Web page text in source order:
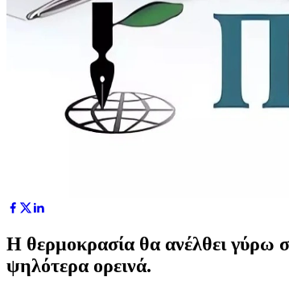
Η θερμοκρασία θα ανέλθει γύρω
ψηλότερα ορεινά.